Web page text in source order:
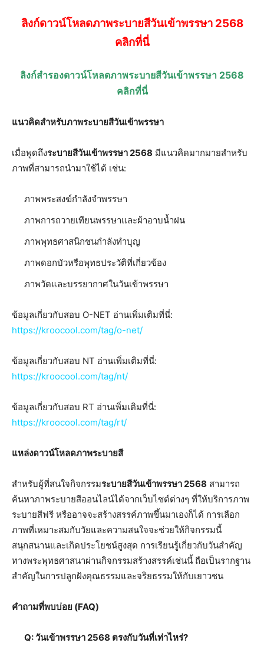
ลิงก์ดาวน์โหลดภาพระบายสีวันเข้าพรรษา 2568
คลิกที่นี่
ลิงก์สำรองดาวน์โหลดภาพระบายสีวันเข้าพรรษา 2568
คลิกที่นี่
แนวคิดสำหรับภาพระบายสีวันเข้าพรรษา
เมื่อพูดถึงระบายสีวันเข้าพรรษา 2568 มีแนวคิดมากมายสำหรับ
ภาพที่สามารถนำมาใช้ได้ เช่น:
ภาพพระสงฆ์กำลังจำพรรษา
ภาพการถวายเทียนพรรษาและผ้าอาบน้ำฝน
ภาพพุทธศาสนิกชนกำลังทำบุญ
ภาพดอกบัวหรือพุทธประวัติที่เกี่ยวข้อง
ภาพวัดและบรรยากาศในวันเข้าพรรษา
ข้อมูลเกี่ยวกับสอบ O-NET อ่านเพิ่มเติมที่นี่:
https://kroocool.com/tag/o-net/
ข้อมูลเกี่ยวกับสอบ NT อ่านเพิ่มเติมที่นี่:
https://kroocool.com/tag/nt/
ข้อมูลเกี่ยวกับสอบ RT อ่านเพิ่มเติมที่นี่:
https://kroocool.com/tag/rt/
แหล่งดาวน์โหลดภาพระบายสี
สำหรับผู้ที่สนใจกิจกรรมระบายสีวันเข้าพรรษา 2568 สามารถ
ค้นหาภาพระบายสีออนไลน์ได้จากเว็บไซต์ต่างๆ ที่ให้บริการภาพ
ระบายสีฟรี หรืออาจจะสร้างสรรค์ภาพขึ้นมาเองก็ได้ การเลือก
ภาพที่เหมาะสมกับวัยและความสนใจจะช่วยให้กิจกรรมนี้
สนุกสนานและเกิดประโยชน์สูงสุด การเรียนรู้เกี่ยวกับวันสำคัญ
ทางพระพุทธศาสนาผ่านกิจกรรมสร้างสรรค์เช่นนี้ ถือเป็นรากฐาน
สำคัญในการปลูกฝังคุณธรรมและจริยธรรมให้กับเยาวชน
คำถามที่พบบ่อย (FAQ)
Q: วันเข้าพรรษา 2568 ตรงกับวันที่เท่าไหร่?